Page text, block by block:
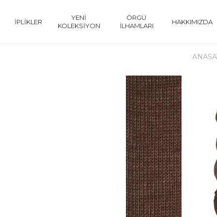
İPLİKLER
YENİ
KOLEKSİYON
ÖRGÜ
İLHAMLARI
HAKKIMIZDA